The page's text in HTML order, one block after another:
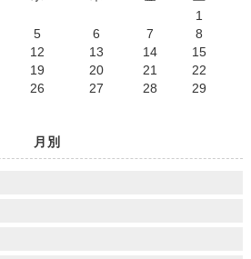
1
5 6 7
8
12 13 14
15
19 20 21
22
26 27 28
29
月別